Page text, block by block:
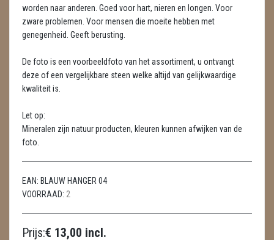
KAARSEN
MASSAGE
READING EN PERSOONLIJK ADVIES
SCHEDELS / SKULLS
SPECIALE STUKKEN
worden naar anderen. Goed voor hart, nieren en longen. Voor
zware problemen. Voor mensen die moeite hebben met
genegenheid. Geeft berusting.
De foto is een voorbeeldfoto van het assortiment, u ontvangt
deze of een vergelijkbare steen welke altijd van gelijkwaardige
kwaliteit is.
Let op:
Mineralen zijn natuur producten, kleuren kunnen afwijken van de
foto.
EAN: BLAUW HANGER 04
VOORRAAD: 2
Prijs:€ 13,00 incl.